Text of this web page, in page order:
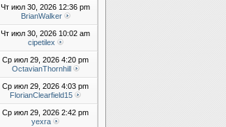
Чт июл 30, 2026 12:36 pm
BrianWalker
Чт июл 30, 2026 10:02 am
cipetilex
Ср июл 29, 2026 4:20 pm
OctavianThornhill
Ср июл 29, 2026 4:03 pm
FlorianClearfield15
Ср июл 29, 2026 2:42 pm
yexra